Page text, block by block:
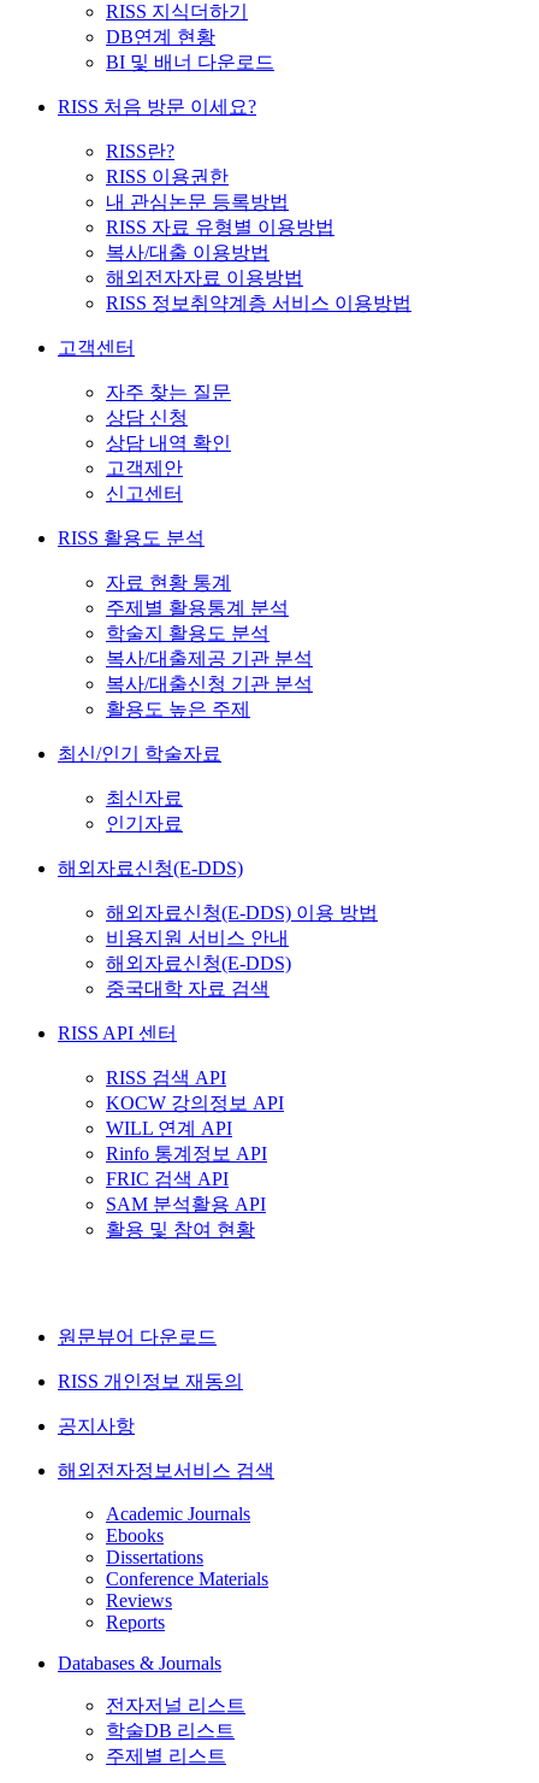
RISS 지식더하기
DB연계 현황
BI 및 배너 다운로드
RISS 처음 방문 이세요?
RISS란?
RISS 이용권한
내 관심논문 등록방법
RISS 자료 유형별 이용방법
복사/대출 이용방법
해외전자자료 이용방법
RISS 정보취약계층 서비스 이용방법
고객센터
자주 찾는 질문
상담 신청
상담 내역 확인
고객제안
신고센터
RISS 활용도 분석
자료 현황 통계
주제별 활용통계 분석
학술지 활용도 분석
복사/대출제공 기관 분석
복사/대출신청 기관 분석
활용도 높은 주제
최신/인기 학술자료
최신자료
인기자료
해외자료신청(E-DDS)
해외자료신청(E-DDS) 이용 방법
비용지원 서비스 안내
해외자료신청(E-DDS)
중국대학 자료 검색
RISS API 센터
RISS 검색 API
KOCW 강의정보 API
WILL 연계 API
Rinfo 통계정보 API
FRIC 검색 API
SAM 분석활용 API
활용 및 참여 현황
원문뷰어 다운로드
RISS 개인정보 재동의
공지사항
해외전자정보서비스 검색
Academic Journals
Ebooks
Dissertations
Conference Materials
Reviews
Reports
Databases & Journals
전자저널 리스트
학술DB 리스트
주제별 리스트